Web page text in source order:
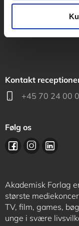
Kontakt
+45 70 24 00
Følg os
Akademisk Forlag
største
TV, film, games,
unge i svære